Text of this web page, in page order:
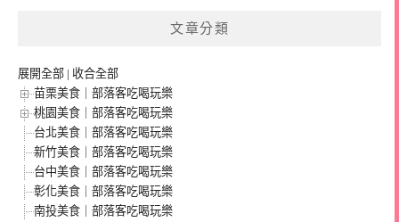
文章分類
展開全部 | 收合全部
苗栗美食｜部落客吃喝玩樂
桃園美食｜部落客吃喝玩樂
台北美食｜部落客吃喝玩樂
新竹美食｜部落客吃喝玩樂
台中美食｜部落客吃喝玩樂
彰化美食｜部落客吃喝玩樂
南投美食｜部落客吃喝玩樂